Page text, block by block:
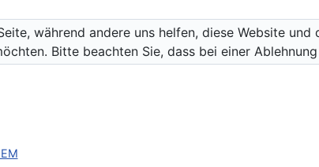
während andere uns helfen, diese Website
Bitte beachten Sie, dass bei einer